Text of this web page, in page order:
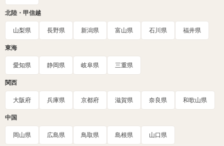
北陸・甲信越
山梨県 長野県 新潟県 富山県 石川県 福井県
東海
愛知県 静岡県 岐阜県 三重県
関西
大阪府 兵庫県 京都府 滋賀県 奈良県 和歌山県
中国
岡山県 広島県 鳥取県 島根県 山口県